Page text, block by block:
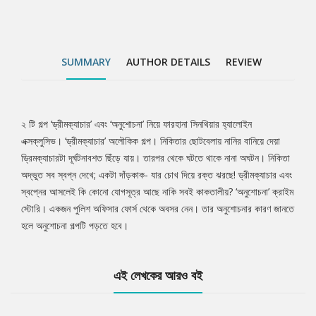
SUMMARY AUTHOR DETAILS REVIEW
Tab
Article
২ টি গল্প ‘ড্রীমক্যাচার’ এবং ‘অনুশোচনা’ নিয়ে ফারহানা সিনথিয়ার হ্যালোইন
এক্সক্লুসিভ। ‘ড্রীমক্যাচার’ অলৌকিক গল্প। নিকিতার ছোটবেলায় নানির বানিয়ে দেয়া
ড্রিমক্যাচারটা দূর্ঘটনাবশত ছিঁড়ে যায়। তারপর থেকে ঘটতে থাকে নানা অঘটন। নিকিতা
অদ্ভুত সব স্বপ্ন দেখে; একটা দাঁড়কাক- যার চোখ দিয়ে রক্ত ঝরছে! ড্রীমক্যাচার এবং
স্বপ্নের আসলেই কি কোনো যোগসূত্র আছে নাকি সবই কাকতালীয়? ‘অনুশোচনা’ ক্রাইম
স্টোরি। একজন পুলিশ অফিসার ফোর্স থেকে অবসর নেন। তার অনুশোচনার কারণ জানতে
হলে অনুশোচনা গল্পটি পড়তে হবে।
এই লেখকের আরও বই